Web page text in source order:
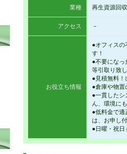
業種 再生資源回
アクセス －
お役立ち情報
●オフィスの
す！
●不要になっ
等引取り致し
●見積無料！
●倉庫や物置
●一貫した
ん、環境に
●低料金で適
は、お申し
●日曜・祝日